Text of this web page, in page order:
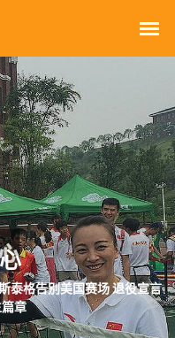
泰格告别美国赛场 退役宣言
章